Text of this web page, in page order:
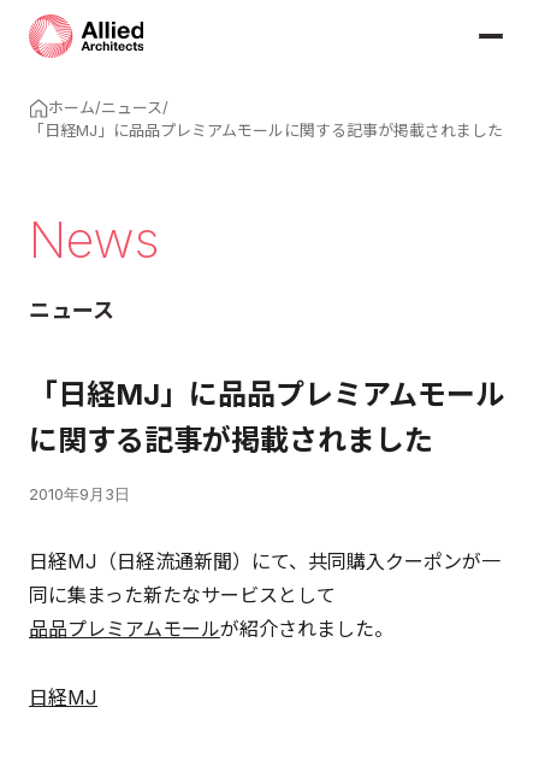
ホーム/ニュース/
「日経MJ」に品品プレミアムモールに関する記事が掲載されました
News
ニュース
「日経MJ」に品品プレミアムモール
に関する記事が掲載されました
2010年9月3日
日経MJ（日経流通新聞）にて、共同購入クーポンが一
同に集まった新たなサービスとして
品品プレミアムモールが紹介されました。
日経MJ